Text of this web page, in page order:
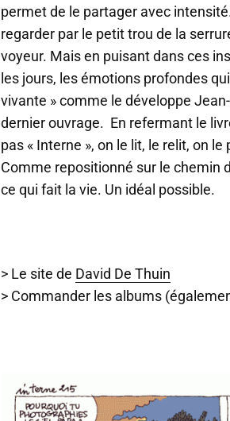
permet de le partager avec
regarder par le petit trou de la
voyeur. Mais en puisant dans ces
les jours, les émotions profondes
vivante » comme le développe
dernier ouvrage. En refermant le
pas « Interne », on le lit, le relit, on
Comme repositionné sur le chemin
ce qui fait la vie. Un idéal possible.
> Le site de David De Thuin
> Commander les albums